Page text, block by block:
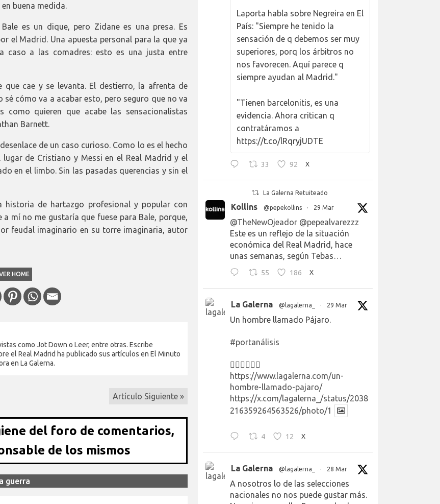
buena medida.
es un dique, pero Zidane es una presa. Es
el Madrid. Una apuesta personal para la que ya
caso a las comadres: esto es una justa entre
que cae y se levanta. El destierro, la afrenta de
sé cómo va a acabar esto, pero seguro que no va
quieren que acabe las sensacionalistas
Barnett.
de un caso curioso. Como lo es el hecho
de Cristiano y Messi en el Real Madrid y el
en el limbo. Sin las pasadas querencias y sin el
historia de hartazgo profesional y popular con
mí no me gustaría que fuese para Bale, porque,
feudal imaginario en su torre imaginaria, autor
HOME
como Jot Down o Leer, entre otras. Escribe
el Real Madrid ha publicado sus artículos en El Minuto
en La Galerna.
Artículo Siguiente »
del foro de comentarios,
de los mismos
guerra
Laporta habla sobre Negreira en El
País: "Siempre he tenido la
sensación de q debemos ser muy
superiores, porq los árbitros no
nos favorecen. Aquí parece q
siempre ayudan al Madrid."
"Tienen barcelonitis, es una
evidencia. Ahora critican q
contratáramos a
https://t.co/lRqryjUDTE
33 92 X
La Galerna Retuiteado
Kollins @pepekollins · 29 Mar
@TheNewOjeador @pepealvarezzz
Este es un reflejo de la situación
económica del Real Madrid, hace
unas semanas, según Tebas…
55 186 X
La Galerna @lagalerna_ · 29 Mar
Un hombre llamado Pájaro.
#portanálisis
👉🏻👉🏻👉🏻
https://www.lagalerna.com/un-
hombre-llamado-pajaro/
https://x.com/lagalerna_/status/2038
216359264563526/photo/1
4 12 X
La Galerna @lagalerna_ · 28 Mar
A nosotros lo de las selecciones
nacionales no nos puede gustar más.